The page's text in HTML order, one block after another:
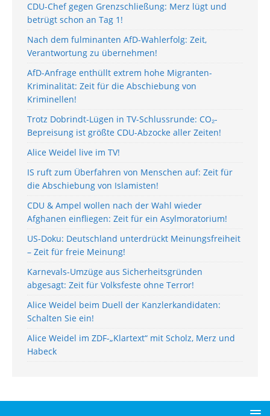
CDU-Chef gegen Grenzschließung: Merz lügt und
betrügt schon an Tag 1!
Nach dem fulminanten AfD-Wahlerfolg: Zeit,
Verantwortung zu übernehmen!
AfD-Anfrage enthüllt extrem hohe Migranten-
Kriminalität: Zeit für die Abschiebung von
Kriminellen!
Trotz Dobrindt-Lügen in TV-Schlussrunde: CO₂-
Bepreisung ist größte CDU-Abzocke aller Zeiten!
Alice Weidel live im TV!
IS ruft zum Überfahren von Menschen auf: Zeit für
die Abschiebung von Islamisten!
CDU & Ampel wollen nach der Wahl wieder
Afghanen einfliegen: Zeit für ein Asylmoratorium!
US-Doku: Deutschland unterdrückt Meinungsfreiheit
– Zeit für freie Meinung!
Karnevals-Umzüge aus Sicherheitsgründen
abgesagt: Zeit für Volksfeste ohne Terror!
Alice Weidel beim Duell der Kanzlerkandidaten:
Schalten Sie ein!
Alice Weidel im ZDF-„Klartext“ mit Scholz, Merz und
Habeck